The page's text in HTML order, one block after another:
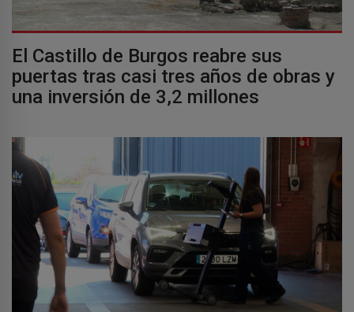
El Castillo de Burgos reabre sus
puertas tras casi tres años de obras y
una inversión de 3,2 millones